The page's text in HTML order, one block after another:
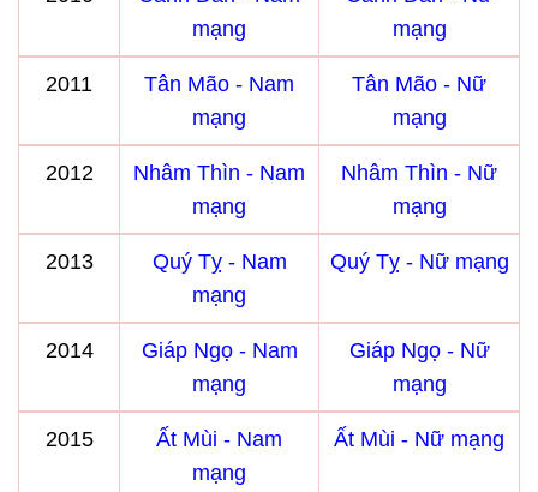
mạng
mạng
2011
Tân Mão - Nam
mạng
Tân Mão - Nữ
mạng
2012
Nhâm Thìn - Nam
mạng
Nhâm Thìn - Nữ
mạng
2013
Quý Tỵ - Nam
mạng
Quý Tỵ - Nữ mạng
2014
Giáp Ngọ - Nam
mạng
Giáp Ngọ - Nữ
mạng
2015
Ất Mùi - Nam
mạng
Ất Mùi - Nữ mạng